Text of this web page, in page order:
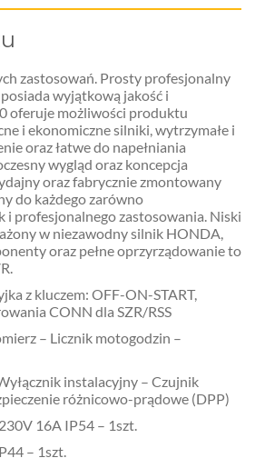
zastosowań. Prosty profesjonalny
wyjątkową jakość i
oferuje możliwości produktu
i ekonomiczne silniki, wytrzymałe i
oraz łatwe do napełniania
wygląd oraz koncepcja
oraz fabrycznie zmontowany
do każdego zarówno
i profesjonalnego zastosowania. Niski
w niezawodny silnik HONDA,
oraz pełne oprzyrządowanie to
z kluczem: OFF-ON-START,
CONN dla SZR/RSS
– Licznik motogodzin –
instalacyjny – Czujnik
różnicowo-prądowe (DPP)
16A IP54 – 1szt.
– 1szt.